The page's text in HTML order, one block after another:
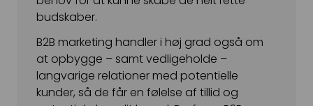
budskaber.
B2B marketing handler i høj grad også om
at opbygge – samt vedligeholde –
langvarige relationer med potentielle
kunder, så de får en følelse af tillid og